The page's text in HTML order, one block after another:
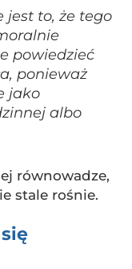
to, że tego
powiedzieć
ponieważ
jako
albo
równowadze,
stale rośnie.